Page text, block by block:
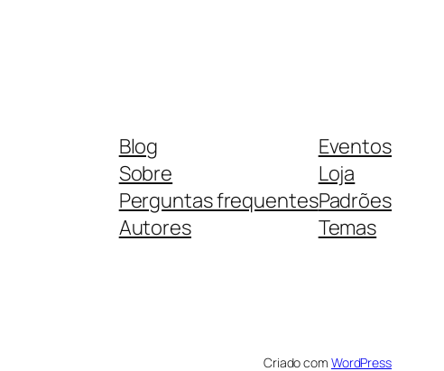
Blog
Sobre
Perguntas frequentes
Autores
Eventos
Loja
Padrões
Temas
Criado com WordPress